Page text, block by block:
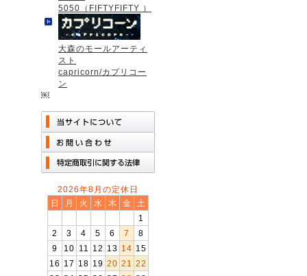
5050（FIFTYFIFTY ）
大森のモールアーティ
スト
capricorn/カプリコー
ン
￼
2026年8月の定休日
日
月 火 水 木 金
土
1
2
3 4 5 6 7
8
9
10 11 12 13 14 15
16
17 18 19 20 21
22